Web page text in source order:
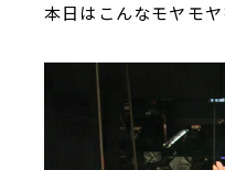
本日はこんなモヤモ